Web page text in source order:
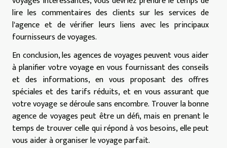
lire les commentaires des clients sur les services de
l'agence et de vérifier leurs liens avec les principaux
fournisseurs de voyages.
En conclusion, les agences de voyages peuvent vous aider
à planifier votre voyage en vous fournissant des conseils
et des informations, en vous proposant des offres
spéciales et des tarifs réduits, et en vous assurant que
votre voyage se déroule sans encombre. Trouver la bonne
agence de voyages peut être un défi, mais en prenant le
temps de trouver celle qui répond à vos besoins, elle peut
vous aider à organiser le voyage parfait.